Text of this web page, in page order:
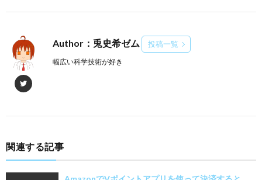
Author：兎史希ゼム 投稿一覧
幅広い科学技術が好き
関連する記事